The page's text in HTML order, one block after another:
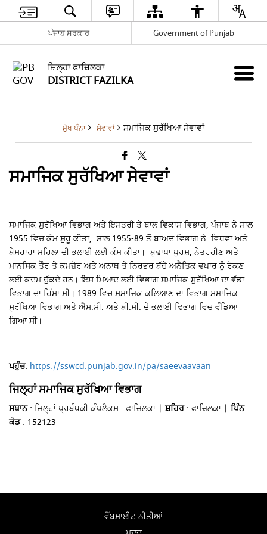
ਪੰਜਾਬ ਸਰਕਾਰ Government of Punjab
ਜ਼ਿਲ੍ਹਾ ਫ਼ਾਜ਼ਿਲਕਾ
DISTRICT FAZILKA
ਮੁੱਖ ਪੰਨਾ ਸੇਵਾਵਾਂ ਸਮਾਜਿਕ ਸੁਰੱਖਿਆ ਸੇਵਾਵਾਂ
ਸਮਾਜਿਕ ਸੁਰੱਖਿਆ ਸੇਵਾਵਾਂ
ਸਮਾਜਿਕ ਸੁਰੱਖਿਆ ਵਿਭਾਗ ਅਤੇ ਇਸਤਰੀ ਤੇ ਬਾਲ ਵਿਕਾਸ ਵਿਭਾਗ, ਪੰਜਾਬ ਨੇ ਸਾਲ
1955 ਵਿਚ ਕੰਮ ਸ਼ੁਰੂ ਕੀਤਾ, ਸਾਲ 1955-89 ਤੋਂ ਬਾਅਦ ਵਿਭਾਗ ਨੇ ਵਿਧਵਾ ਅਤੇ
ਬੇਸਹਾਰਾ ਮਹਿਲਾ ਦੀ ਭਲਾਈ ਲਈ ਕੰਮ ਕੀਤਾ।ਬੁਢਾਪਾ ਪੁਰਸ਼, ਨੇਤਰਹੀਣ ਅਤੇ
ਮਾਨਸਿਕ ਤੌਰ ਤੇ ਕਮਜ਼ੋਰ ਅਤੇ ਅਨਾਥ ਤੇ ਨਿਰਭਰ ਬੱਚੇ ਅਨੈਤਿਕ ਵਪਾਰ ਨੂੰ ਰੋਕਣ
ਲਈ ਕਦਮ ਚੁੱਕਦੇ ਹਨ।ਇਸ ਮਿਆਦ ਲਈ ਵਿਭਾਗ ਸਮਾਜਿਕਸੁਰੱਖਿਆਦਾ ਵੱਡਾ
ਵਿਭਾਗ ਦਾ ਹਿੱਸਾ ਸੀ। 1989 ਵਿਚ ਸਮਾਜਿਕ ਕਲਿਆਣ ਦਾ ਵਿਭਾਗ ਸਮਾਜਿਕ
ਸੁਰੱਖਿਆ ਵਿਭਾਗ ਅਤੇ ਐਸ.ਸੀ. ਅਤੇ ਬੀ.ਸੀ. ਦੇ ਭਲਾਈ ਵਿਭਾਗ ਵਿਚ ਵੰਡਿਆ
ਗਿਆ ਸੀ।
ਪਹੁੰਚ: https://sswcd.punjab.gov.in/pa/saeevaavaan
ਜਿਲ੍ਹਾਂ ਸਮਾਜਿਕ ਸੁਰੱਖਿਆ ਵਿਭਾਗ
ਸਥਾਨ: ਜਿਲ੍ਹਾਂ ਪ੍ਰਬੰਧਕੀ ਕੰਪਲੈਕਸ . ਫਾਜ਼ਿਲਕਾ |ਸ਼ਹਿਰ: ਫਾਜ਼ਿਲਕਾ |ਪਿੰਨ
ਕੋਡ: 152123
ਵੈੱਬਸਾਈਟ ਨੀਤੀਆਂ